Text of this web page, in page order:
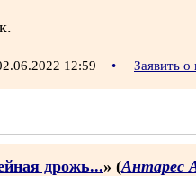
12:59 • Заявить
дрожь...» (Антарес